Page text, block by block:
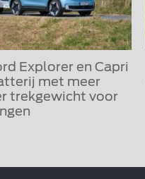
Explorer en Capri
met meer
trekgewicht voor